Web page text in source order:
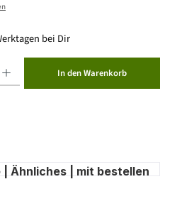
bei Dir
In den Warenkorb
Ähnliches | mit bestellen